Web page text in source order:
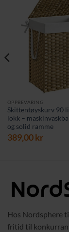
OPPBEVARING
Skittentøyskurv 90
lokk –
og solid ramme
389,00kr
Hos Nordsphere
fritid til